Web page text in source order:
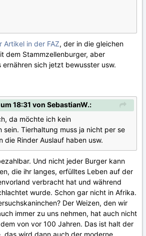
Artikel in der FAZ, der in die gleichen
dem Stammzellenburger, aber
ernähren sich jetzt bewusster usw.
18:31 von SebastianW.:
da möchte ich kein
sein. Tierhaltung muss ja nicht per se
die Rinder Auslauf haben usw.
Und nicht jeder Burger kann
die ihr langes, erfülltes Leben auf der
verbracht hat und während
wurde. Schon gar nicht in Afrika.
Der Weizen, den wir
immer zu uns nehmen, hat auch nicht
von vor 100 Jahren. Das ist halt der